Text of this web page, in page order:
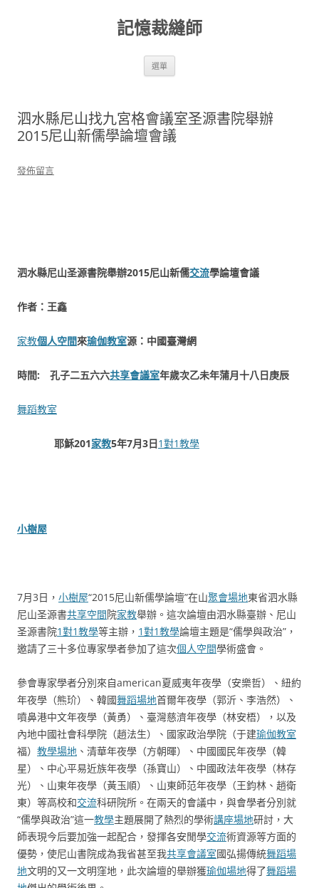
記憶裁縫師
選單
泗水縣尼山找九宮格會議室圣源書院舉辦
2015尼山新儒學論壇會議
發佈留言
泗水縣尼山圣源書院舉辦2015尼山新儒交流學論壇會議
作者：王鑫
家教個人空間來瑜伽教室源：中國臺灣網
時間: 孔子二五六六共享會議室年歲次乙未年蒲月十八日庚辰
舞蹈教室
耶穌201家教5年7月3日1對1教學
小樹屋
7月3日， 小樹屋“2015尼山新儒學論壇”在山聚會場地東省泗水縣
尼山圣源書共享空間院家教舉辦。這次論壇由泗水縣臺辦、尼山
圣源書院1對1教學等主辦， 1對1教學論壇主題是“儒學與政治”，
邀請了三十多位專家學者參加了這次個人空間學術盛會。
參會專家學者分別來自american夏威夷年夜學（安樂哲）、紐約
年夜學（熊玠）、韓國舞蹈場地首爾年夜學（郭沂、李浩然）、
噴鼻港中文年夜學（黃勇）、臺灣慈濟年夜學（林安梧），以及
內地中國社會科學院（趙法生）、國家政治學院（于建瑜伽教室
福） 教學場地 、清華年夜學（方朝暉）、中國國民年夜學（韓
星）、中心平易近族年夜學（孫寶山）、中國政法年夜學（林存
光）、山東年夜學（黃玉順）、山東師范年夜學（王鈞林、趙衛
東）等高校和交流科研院所。在兩天的會議中，與會學者分別就
“儒學與政治”這一教學主題展開了熱烈的學術講座場地研討，大
師表現今后要加強一起配合，發揮各安閒學交流術資源等方面的
優勢，使尼山書院成為我省甚至我共享會議室國弘揚傳統舞蹈場
地文明的又一文明窪地，此次論壇的舉辦獲瑜伽場地得了舞蹈場